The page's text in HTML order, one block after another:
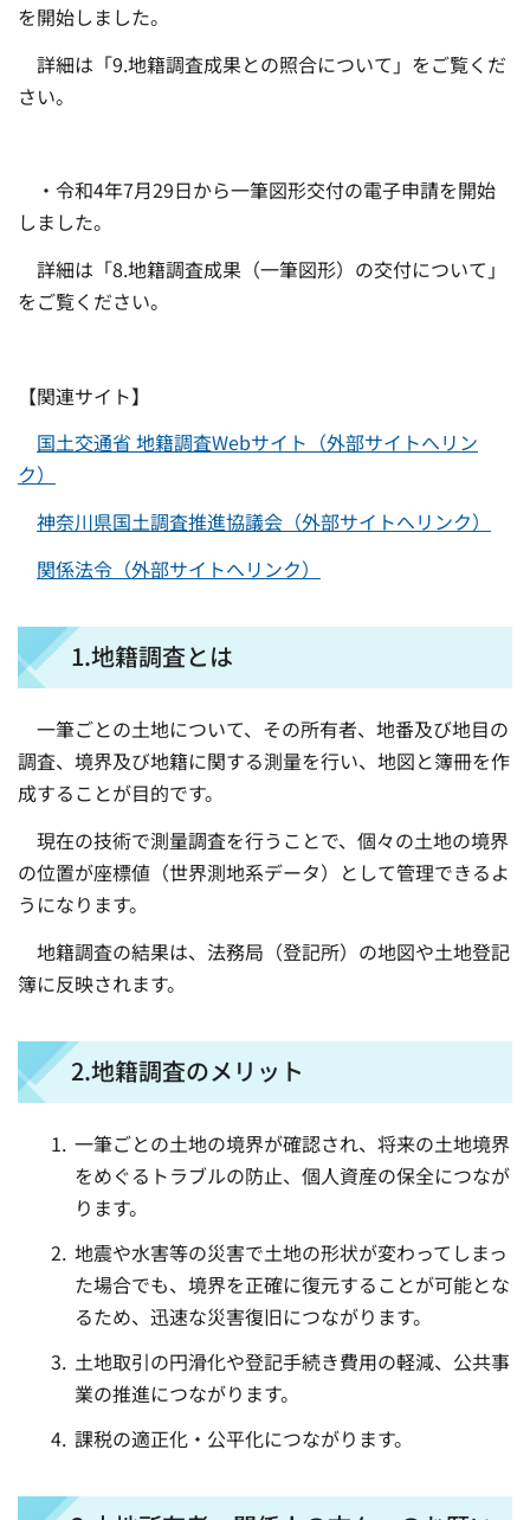
を開始しました。
詳細は「9.地籍調査成果との照合について」をご覧くだ
さい。
・令和4年7月29日から一筆図形交付の電子申請を開始
しました。
詳細は「8.地籍調査成果（一筆図形）の交付について」
をご覧ください。
【関連サイト】
国土交通省 地籍調査Webサイト（外部サイトへリン
ク）
神奈川県国土調査推進協議会（外部サイトへリンク）
関係法令（外部サイトへリンク）
1.地籍調査とは
一筆ごとの土地について、その所有者、地番及び地目の
調査、境界及び地籍に関する測量を行い、地図と簿冊を作
成することが目的です。
現在の技術で測量調査を行うことで、個々の土地の境界
の位置が座標値（世界測地系データ）として管理できるよ
うになります。
地籍調査の結果は、法務局（登記所）の地図や土地登記
簿に反映されます。
2.地籍調査のメリット
一筆ごとの土地の境界が確認され、将来の土地境界
をめぐるトラブルの防止、個人資産の保全につなが
ります。
地震や水害等の災害で土地の形状が変わってしまっ
た場合でも、境界を正確に復元することが可能とな
るため、迅速な災害復旧につながります。
土地取引の円滑化や登記手続き費用の軽減、公共事
業の推進につながります。
課税の適正化・公平化につながります。